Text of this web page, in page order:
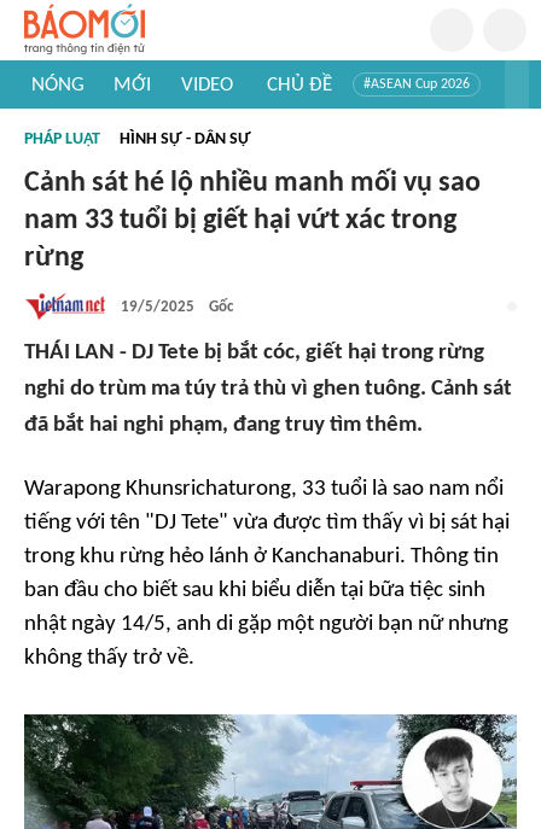
NÓNG MỚI VIDEO CHỦ ĐỀ #ASEAN Cup 2026
#Khám phá thế giới
PHÁP LUẬT HÌNH SỰ - DÂN SỰ
Cảnh sát hé lộ nhiều manh mối vụ sao
nam 33 tuổi bị giết hại vứt xác trong
rừng
19/5/2025 Gốc
THÁI LAN - DJ Tete bị bắt cóc, giết hại trong rừng
nghi do trùm ma túy trả thù vì ghen tuông. Cảnh sát
đã bắt hai nghi phạm, đang truy tìm thêm.
Warapong Khunsrichaturong, 33 tuổi là sao nam nổi
tiếng với tên "DJ Tete" vừa được tìm thấy vì bị sát hại
trong khu rừng hẻo lánh ở Kanchanaburi. Thông tin
ban đầu cho biết sau khi biểu diễn tại bữa tiệc sinh
nhật ngày 14/5, anh di gặp một người bạn nữ nhưng
không thấy trở về.